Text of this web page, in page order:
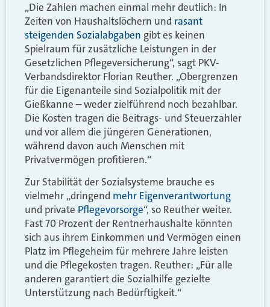
„Die Zahlen machen einmal mehr deutlich: In
Zeiten von Haushaltslöchern und rasant
steigenden Sozialabgaben gibt es keinen
Spielraum für zusätzliche Leistungen in der
Gesetzlichen Pflegeversicherung“, sagt PKV-
Verbandsdirektor Florian Reuther. „Obergrenzen
für die Eigenanteile sind Sozialpolitik mit der
Gießkanne – weder zielführend noch bezahlbar.
Die Kosten tragen die Beitrags- und Steuerzahler
und vor allem die jüngeren Generationen,
während davon auch Menschen mit
Privatvermögen profitieren.“
Zur Stabilität der Sozialsysteme brauche es
vielmehr „dringend mehr Eigenverantwortung
und private Pflegevorsorge“, so Reuther weiter.
Fast 70 Prozent der Rentnerhaushalte könnten
sich aus ihrem Einkommen und Vermögen einen
Platz im Pflegeheim für mehrere Jahre leisten
und die Pflegekosten tragen. Reuther: „Für alle
anderen garantiert die Sozialhilfe gezielte
Unterstützung nach Bedürftigkeit.“